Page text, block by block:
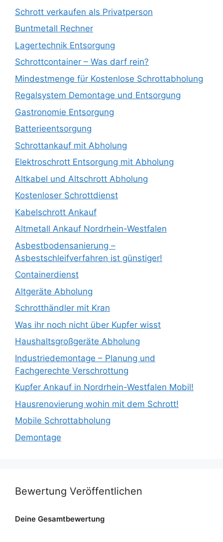
Schrott verkaufen als Privatperson
Buntmetall Rechner
Lagertechnik Entsorgung
Schrottcontainer – Was darf rein?
Mindestmenge für Kostenlose Schrottabholung
Regalsystem Demontage und Entsorgung
Gastronomie Entsorgung
Batterieentsorgung
Schrottankauf mit Abholung
Elektroschrott Entsorgung mit Abholung
Altkabel und Altschrott Abholung
Kostenloser Schrottdienst
Kabelschrott Ankauf
Altmetall Ankauf Nordrhein-Westfalen
Asbestbodensanierung –
Asbestschleifverfahren ist günstiger!
Containerdienst
Altgeräte Abholung
Schrotthändler mit Kran
Was ihr noch nicht über Kupfer wisst
Haushaltsgroßgeräte Abholung
Industriedemontage – Planung und
Fachgerechte Verschrottung
Kupfer Ankauf in Nordrhein-Westfalen Mobil!
Hausrenovierung wohin mit dem Schrott!
Mobile Schrottabholung
Demontage
Bewertung Veröffentlichen
Deine Gesamtbewertung